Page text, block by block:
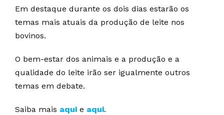
Em destaque durante os dois dias estarão os
temas mais atuais da produção de leite nos
bovinos.
O bem-estar dos animais e a produção e a
qualidade do leite irão ser igualmente outros
temas em debate.
Saiba mais aqui e aqui.